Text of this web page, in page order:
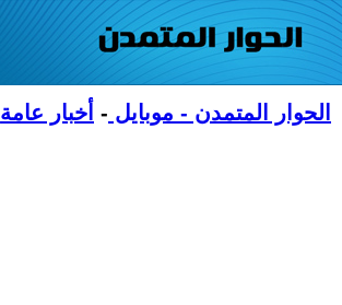
الحوار المتمدن - موبايل - أخبار عامة